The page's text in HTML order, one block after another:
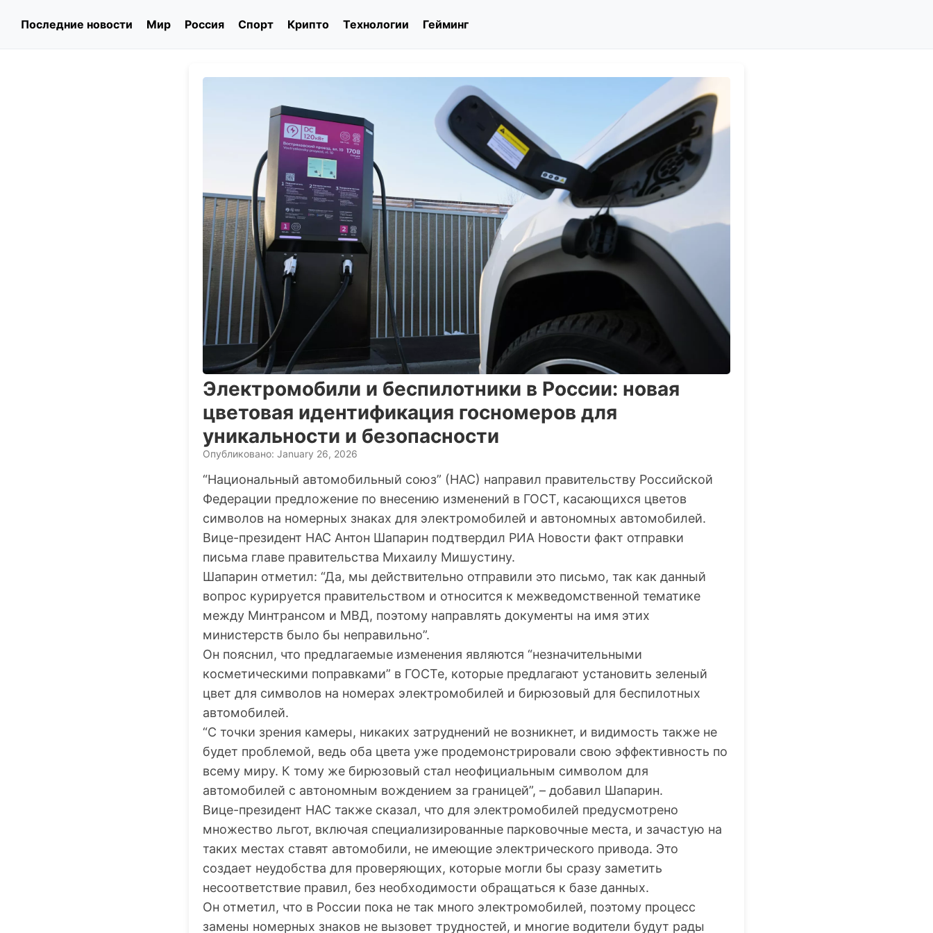
Последние новости Мир Россия Спорт Крипто Технологии Гейминг
Электромобили и беспилотники в России: новая
цветовая идентификация госномеров для
уникальности и безопасности
Опубликовано: January 26, 2026
“Национальный автомобильный союз” (НАС) направил правительству Российской
Федерации предложение по внесению изменений в ГОСТ, касающихся цветов
символов на номерных знаках для электромобилей и автономных автомобилей.
Вице-президент НАС Антон Шапарин подтвердил РИА Новости факт отправки
письма главе правительства Михаилу Мишустину.
Шапарин отметил: “Да, мы действительно отправили это письмо, так как данный
вопрос курируется правительством и относится к межведомственной тематике
между Минтрансом и МВД, поэтому направлять документы на имя этих
министерств было бы неправильно”.
Он пояснил, что предлагаемые изменения являются “незначительными
косметическими поправками” в ГОСТе, которые предлагают установить зеленый
цвет для символов на номерах электромобилей и бирюзовый для беспилотных
автомобилей.
“С точки зрения камеры, никаких затруднений не возникнет, и видимость также не
будет проблемой, ведь оба цвета уже продемонстрировали свою эффективность по
всему миру. К тому же бирюзовый стал неофициальным символом для
автомобилей с автономным вождением за границей”, – добавил Шапарин.
Вице-президент НАС также сказал, что для электромобилей предусмотрено
множество льгот, включая специализированные парковочные места, и зачастую на
таких местах ставят автомобили, не имеющие электрического привода. Это
создает неудобства для проверяющих, которые могли бы сразу заметить
несоответствие правил, без необходимости обращаться к базе данных.
Он отметил, что в России пока не так много электромобилей, поэтому процесс
замены номерных знаков не вызовет трудностей, и многие водители будут рады